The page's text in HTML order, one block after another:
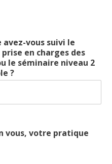
vous suivi le
en charges des
le séminaire niveau 2
?
vous, votre pratique